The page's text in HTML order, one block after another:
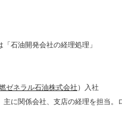
石油開発会社の経理処理」
ゼネラル石油株式会社 ）入社
に関係会社、支店の経理を担当